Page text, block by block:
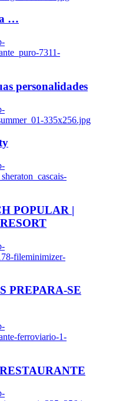
…
7311-
personalidades
335x256.jpg
POPULAR |
fileminimizer-
PREPARA-SE
ferroviario-1-